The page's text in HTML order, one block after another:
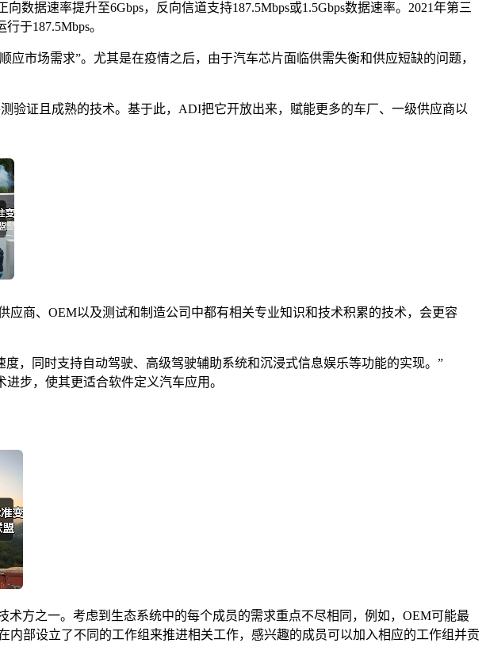
据速率提升至6Gbps，反向信道支持187.5Mbps或1.5Gbps数据速率。2021年第三
于187.5Mbps。
市场需求”。尤其是在疫情之后，由于汽车芯片面临供需失衡和供应短缺的问题，
验证且成熟的技术。基于此，ADI把它开放出来，赋能更多的车厂、一级供应商以
商、OEM以及测试和制造公司中都有相关专业知识和技术积累的技术，会更容
，同时支持自动驾驶、高级驾驶辅助系统和沉浸式信息娱乐等功能的实现。”
步，使其更适合软件定义汽车应用。
方之一。考虑到生态系统中的每个成员的需求重点不尽相同，例如，OEM可能最
部设立了不同的工作组来推进相关工作，感兴趣的成员可以加入相应的工作组并贡